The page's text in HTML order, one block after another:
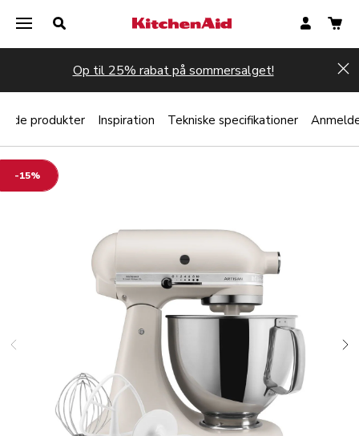
Op til 25% rabat på sommersalget!
-15%
produkter Inspiration Tekniske specifikationer